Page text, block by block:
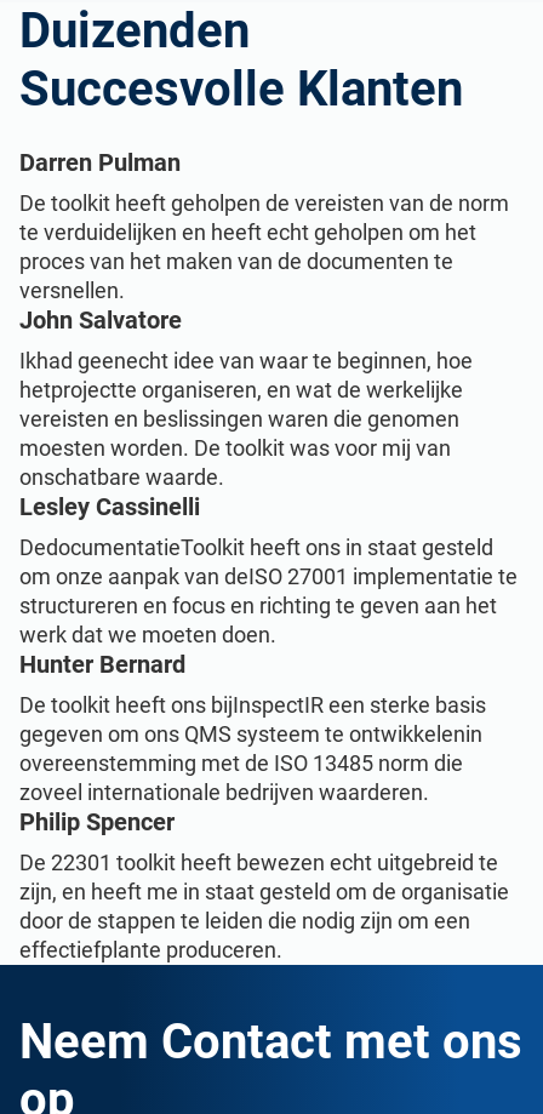
Duizenden
Succesvolle Klanten
Darren Pulman
De toolkit heeft geholpen de vereisten van de norm
te verduidelijken en heeft echt geholpen om het
proces van het maken van de documenten te
versnellen.
John Salvatore
Ikhad geenecht idee van waar te beginnen, hoe
hetprojectte organiseren, en wat de werkelijke
vereisten en beslissingen waren die genomen
moesten worden. De toolkit was voor mij van
onschatbare waarde.
Lesley Cassinelli
DedocumentatieToolkit heeft ons in staat gesteld
om onze aanpak van deISO 27001 implementatie te
structureren en focus en richting te geven aan het
werk dat we moeten doen.
Hunter Bernard
De toolkit heeft ons bijInspectIR een sterke basis
gegeven om ons QMS systeem te ontwikkelenin
overeenstemming met de ISO 13485 norm die
zoveel internationale bedrijven waarderen.
Philip Spencer
De 22301 toolkit heeft bewezen echt uitgebreid te
zijn, en heeft me in staat gesteld om de organisatie
door de stappen te leiden die nodig zijn om een
effectiefplante produceren.
Neem Contact met ons
op